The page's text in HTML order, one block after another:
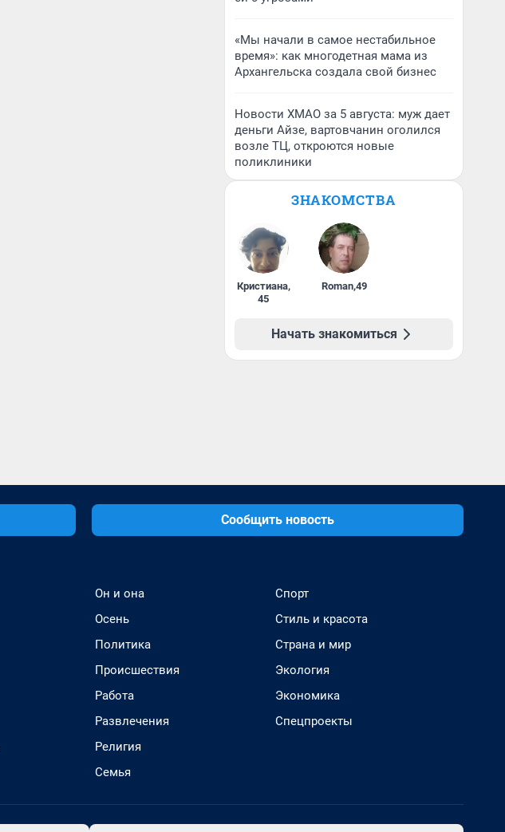
«Мы начали в самое нестабильное
время»: как многодетная мама из
Архангельска создала свой бизнес
Новости ХМАО за 5 августа: муж дает
деньги Айзе, вартовчанин оголился
возле ТЦ, откроются новые
поликлиники
ЗНАКОМСТВА
Кристиана,
45
Roman,49
Начать знакомиться
Сообщить новость
Он и она
Осень
Политика
Происшествия
Работа
Развлечения
Религия
Семья
Спорт
Стиль и красота
Страна и мир
Экология
Экономика
Спецпроекты